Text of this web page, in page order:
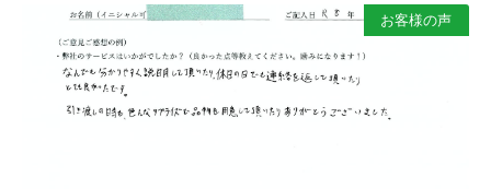
お客様の声